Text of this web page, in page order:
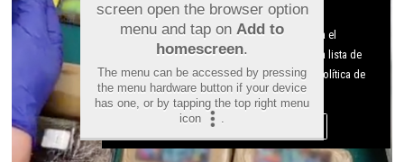
screen open the browser option
menu and tap on Add to
homescreen.
The menu can be accessed by pressing
the menu hardware button if your device
has one, or by tapping the top right menu
icon
.
Aviso sobre el Uso de cookies:
Utilizamos cookies nuestras y de terceros para el
funcionamiento del digital. Puedes consultar la lista de
cookies y como desconectarlas. Ver nuestra Política de
Privacidad y Cookies
Aceptar Cookies